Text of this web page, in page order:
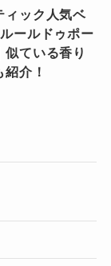
ィック人気ベ
ールドゥポー
似ている香り
介！